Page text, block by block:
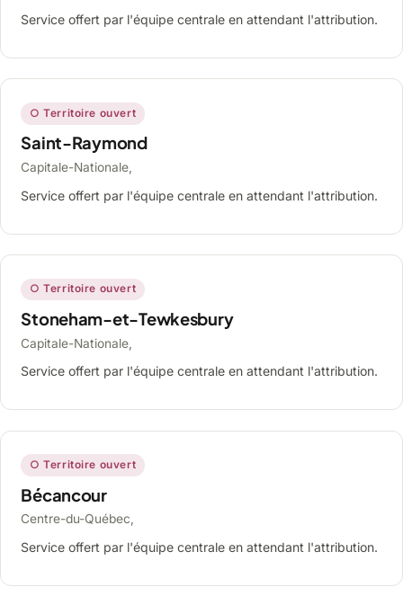
Service offert par l'équipe centrale en attendant l'attribution.
○ Territoire ouvert
Saint-Raymond
Capitale-Nationale,
Service offert par l'équipe centrale en attendant l'attribution.
○ Territoire ouvert
Stoneham-et-Tewkesbury
Capitale-Nationale,
Service offert par l'équipe centrale en attendant l'attribution.
○ Territoire ouvert
Bécancour
Centre-du-Québec,
Service offert par l'équipe centrale en attendant l'attribution.